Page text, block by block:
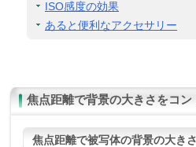
ISO感度の効果
あると便利なアクセサリー
焦点距離で背景の大きさをコン
焦点距離で被写体の背景の大き